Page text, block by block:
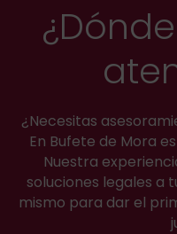
¿Necesitas
En Bufete de Mora
Nuestra
soluciones legales a
mismo para dar el